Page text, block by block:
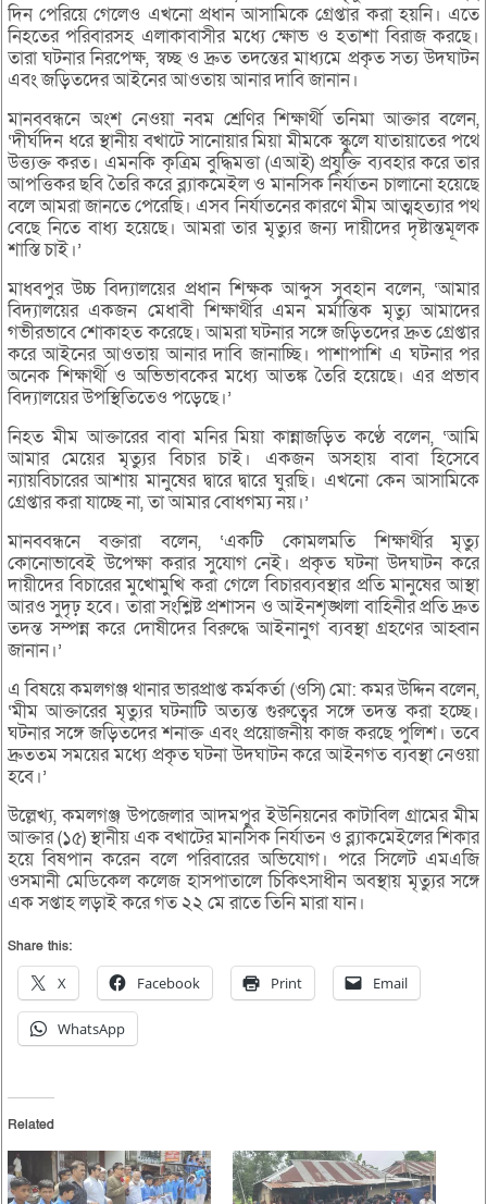
দিন পেরিয়ে গেলেও এখনো প্রধান আসামিকে গ্রেপ্তার করা হয়নি। এতে
নিহতের পরিবারসহ এলাকাবাসীর মধ্যে ক্ষোভ ও হতাশা বিরাজ করছে।
তারা ঘটনার নিরপেক্ষ, স্বচ্ছ ও দ্রুত তদন্তের মাধ্যমে প্রকৃত সত্য উদঘাটন
এবং জড়িতদের আইনের আওতায় আনার দাবি জানান।
মানববন্ধনে অংশ নেওয়া নবম শ্রেণির শিক্ষার্থী তনিমা আক্তার বলেন,
‘দীর্ঘদিন ধরে স্থানীয় বখাটে সানোয়ার মিয়া মীমকে স্কুলে যাতায়াতের পথে
উত্ত্যক্ত করত। এমনকি কৃত্রিম বুদ্ধিমত্তা (এআই) প্রযুক্তি ব্যবহার করে তার
আপত্তিকর ছবি তৈরি করে ব্ল্যাকমেইল ও মানসিক নির্যাতন চালানো হয়েছে
বলে আমরা জানতে পেরেছি। এসব নির্যাতনের কারণে মীম আত্মহত্যার পথ
বেছে নিতে বাধ্য হয়েছে। আমরা তার মৃত্যুর জন্য দায়ীদের দৃষ্টান্তমূলক
শাস্তি চাই।’
মাধবপুর উচ্চ বিদ্যালয়ের প্রধান শিক্ষক আব্দুস সুবহান বলেন, ‘আমার
বিদ্যালয়ের একজন মেধাবী শিক্ষার্থীর এমন মর্মান্তিক মৃত্যু আমাদের
গভীরভাবে শোকাহত করেছে। আমরা ঘটনার সঙ্গে জড়িতদের দ্রুত গ্রেপ্তার
করে আইনের আওতায় আনার দাবি জানাচ্ছি। পাশাপাশি এ ঘটনার পর
অনেক শিক্ষার্থী ও অভিভাবকের মধ্যে আতঙ্ক তৈরি হয়েছে। এর প্রভাব
বিদ্যালয়ের উপস্থিতিতেও পড়েছে।’
নিহত মীম আক্তারের বাবা মনির মিয়া কান্নাজড়িত কণ্ঠে বলেন, ‘আমি
আমার মেয়ের মৃত্যুর বিচার চাই। একজন অসহায় বাবা হিসেবে
ন্যায়বিচারের আশায় মানুষের দ্বারে দ্বারে ঘুরছি। এখনো কেন আসামিকে
গ্রেপ্তার করা যাচ্ছে না, তা আমার বোধগম্য নয়।’
মানববন্ধনে বক্তারা বলেন, ‘একটি কোমলমতি শিক্ষার্থীর মৃত্যু
কোনোভাবেই উপেক্ষা করার সুযোগ নেই। প্রকৃত ঘটনা উদঘাটন করে
দায়ীদের বিচারের মুখোমুখি করা গেলে বিচারব্যবস্থার প্রতি মানুষের আস্থা
আরও সুদৃঢ় হবে। তারা সংশ্লিষ্ট প্রশাসন ও আইনশৃঙ্খলা বাহিনীর প্রতি দ্রুত
তদন্ত সম্পন্ন করে দোষীদের বিরুদ্ধে আইনানুগ ব্যবস্থা গ্রহণের আহ্বান
জানান।’
এ বিষয়ে কমলগঞ্জ থানার ভারপ্রাপ্ত কর্মকর্তা (ওসি) মো: কমর উদ্দিন বলেন,
‘মীম আক্তারের মৃত্যুর ঘটনাটি অত্যন্ত গুরুত্বের সঙ্গে তদন্ত করা হচ্ছে।
ঘটনার সঙ্গে জড়িতদের শনাক্ত এবং প্রয়োজনীয় কাজ করছে পুলিশ। তবে
দ্রুততম সময়ের মধ্যে প্রকৃত ঘটনা উদঘাটন করে আইনগত ব্যবস্থা নেওয়া
হবে।’
উল্লেখ্য, কমলগঞ্জ উপজেলার আদমপুর ইউনিয়নের কাটাবিল গ্রামের মীম
আক্তার (১৫) স্থানীয় এক বখাটের মানসিক নির্যাতন ও ব্ল্যাকমেইলের শিকার
হয়ে বিষপান করেন বলে পরিবারের অভিযোগ। পরে সিলেট এমএজি
ওসমানী মেডিকেল কলেজ হাসপাতালে চিকিৎসাধীন অবস্থায় মৃত্যুর সঙ্গে
এক সপ্তাহ লড়াই করে গত ২২ মে রাতে তিনি মারা যান।
Share this:
X Facebook Print Email
WhatsApp
Related